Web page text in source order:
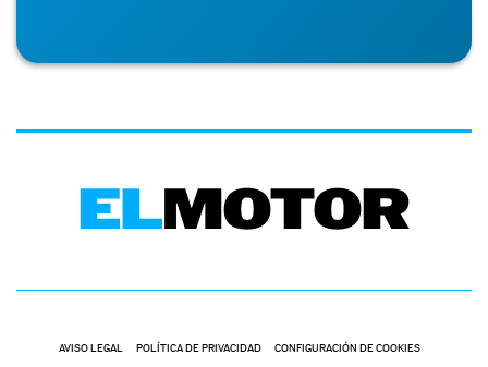
AVISO LEGAL POLÍTICA DE PRIVACIDAD CONFIGURACIÓN DE COOKIES